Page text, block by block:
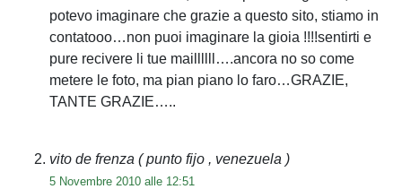
potevo imaginare che grazie a questo sito, stiamo in
contatooo…non puoi imaginare la gioia !!!!sentirti e
pure recivere li tue maillllll….ancora no so come
metere le foto, ma pian piano lo faro…GRAZIE,
TANTE GRAZIE…..
vito de frenza ( punto fijo , venezuela )
5 Novembre 2010 alle 12:51